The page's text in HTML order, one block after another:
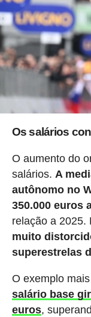
Os salários
O aumento do
salários. A
autônomo no
350.000 euros
relação a 2025.
muito
superestrelas
O exemplo
salário base
euros,